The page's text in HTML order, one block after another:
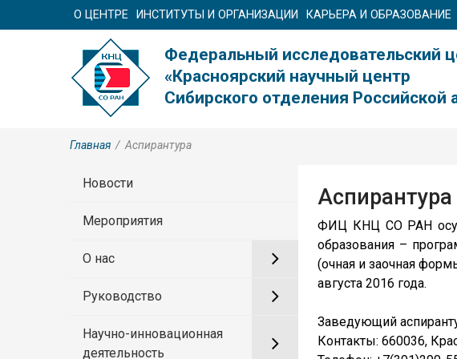
О ЦЕНТРЕ ИНСТИТУТЫ И ОРГАНИЗАЦИИ КАРЬЕРА И ОБРАЗОВАНИЕ
Федеральный исследовательский
«Красноярский научный центр
Сибирского отделения Российской
Главная / Аспирантура
Новости
Мероприятия
О нас
Руководство
Научно-инновационная
деятельность
Аспирантура
ФИЦ КНЦ СО РАН
образования –
(очная и заочная
августа 2016 года.
Заведующий
Контакты: 660036,